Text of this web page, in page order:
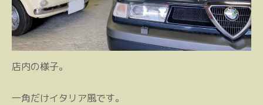
店内の様子。
一角だけイタリア風です。